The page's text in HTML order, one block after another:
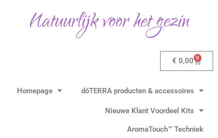
Natuurlijk voor het gezin
€ 0,00 0
Homepage dōTERRA producten & accessoires
Nieuwe Klant Voordeel Kits
AromaTouch™ Techniek